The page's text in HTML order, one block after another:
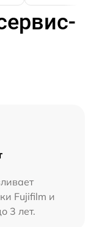
Fujifilm и
3 лет.